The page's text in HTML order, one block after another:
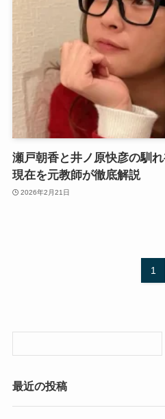
瀬戸朝香と井ノ原快彦の馴
現在を元教師が徹底解説
2026年2月21日
1
最近の投稿